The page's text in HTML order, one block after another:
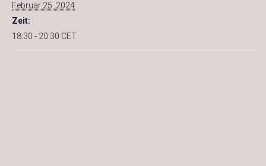
Februar 25, 2024
Zeit:
18:30 - 20:30 CET